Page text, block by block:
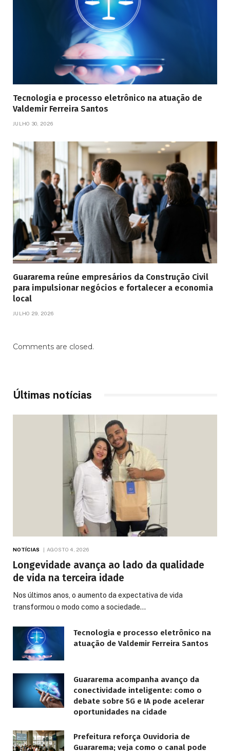
Tecnologia e processo eletrônico na atuação de
Valdemir Ferreira Santos
JULHO 30, 2026
Guararema reúne empresários da Construção Civil
para impulsionar negócios e fortalecer a economia
local
JULHO 29, 2026
Comments are closed.
Últimas notícias
NOTÍCIAS AGOSTO 4, 2026
Longevidade avança ao lado da qualidade
de vida na terceira idade
Nos últimos anos, o aumento da expectativa de vida
transformou o modo como a sociedade…
Tecnologia e processo eletrônico na
atuação de Valdemir Ferreira Santos
Guararema acompanha avanço da
conectividade inteligente: como o
debate sobre 5G e IA pode acelerar
oportunidades na cidade
Prefeitura reforça Ouvidoria de
Guararema; veja como o canal pode